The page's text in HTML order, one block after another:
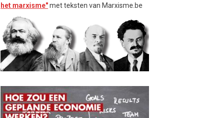
het marxisme"met teksten van Marxisme.be